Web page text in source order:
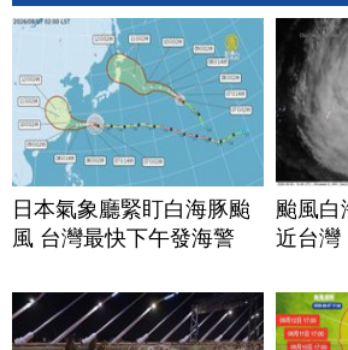
日本氣象廳緊盯白海豚颱
風 台灣最快下午發海警
颱風白
近台灣